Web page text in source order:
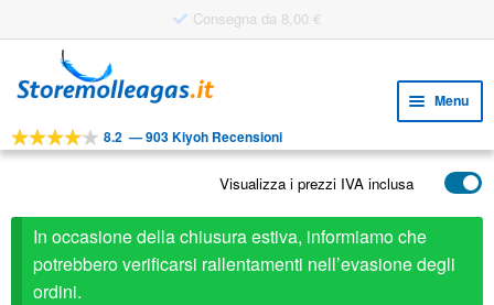
Consegna da 8,00 €
alla
al
Menu
STRUMENTI
il
menu
child
child
APPLICAZIONI
SERVIZIO CLIENTI
8.2 —903 Kiyoh Recensioni
Visualizza i prezzi IVA inclusa
In occasione della chiusura estiva, informiamo che
potrebbero verificarsi rallentamenti nell’evasione degli
ordini.